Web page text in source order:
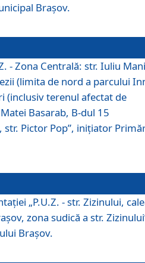
Braşov.
- Zona Centrală: str. Iuliu
(limita de nord a parcului
(inclusiv terenul afectat de
Basarab, B-dul 15
str. Pictor Pop”, iniţiator
„P.U.Z. - str. Zizinului,
zona sudică a str.
Braşov.